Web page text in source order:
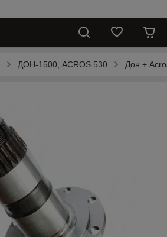
ДОН-1500, АCROS 530 Дон +